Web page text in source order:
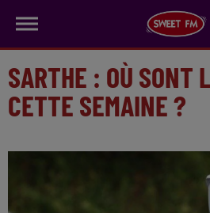
SARTHE : OÙ SONT
CETTE SEMAINE ?